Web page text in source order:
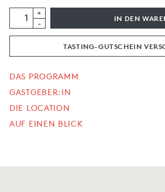
+
-
IN DEN
TASTING-GUTSCHEIN
DAS PROGRAMM
GASTGEBER:IN
DIE LOCATION
AUF EINEN BLICK